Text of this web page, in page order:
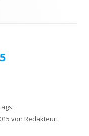
von Redakteur.